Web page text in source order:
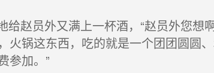
赵员外又满上一杯酒，“赵员外您想
火锅这东西，吃的就是一个团团圆圆
参加。”